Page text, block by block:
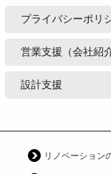
プライバシーポリ
営業支援（会社紹
設計支援
リノベーション